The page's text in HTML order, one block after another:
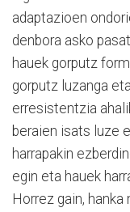
adaptazioen
denbora asko
hauek gorputz
gorputz luzanga
erresistentzia
beraien isats luze
harrapakin
egin eta hauek
Horrez gain,